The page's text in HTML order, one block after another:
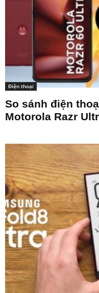
Điện thoại
So sánh điện
Motorola Razr